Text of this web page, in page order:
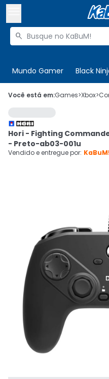
Buscar produtos

Mundo Gamer Black
 Olá. Acesse sua
 Departamentos
Cupons
Você está em:Games>Xbox>
Hori - Fighting
- Preto-ab03-001u
Vendido e entregue por: